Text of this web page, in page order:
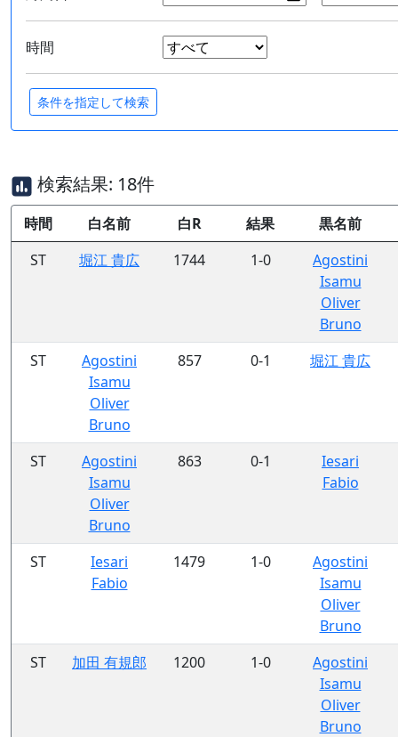
時間
検索結果: 18件
時間 白名前 白R 結果
黒名前
ST
堀江 貴広 1744 1-0
Agostini
Isamu
Oliver
Bruno
ST
Agostini
Isamu
Oliver
Bruno
857 0-1 堀江 貴広
ST
Agostini
Isamu
Oliver
Bruno
863 0-1
Iesari
Fabio
ST
Iesari
Fabio
1479 1-0
Agostini
Isamu
Oliver
Bruno
ST
加田 有規郎 1200 1-0
Agostini
Isamu
Oliver
Bruno